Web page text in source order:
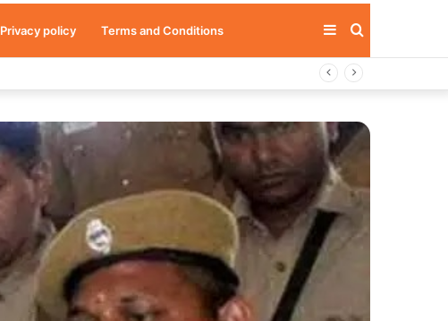
Privacy policy Terms and Conditions Sidebar